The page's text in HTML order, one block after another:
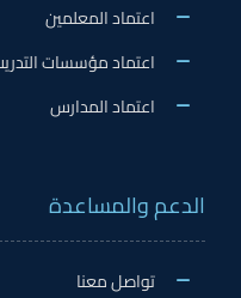
اعتماد المعلمين
اعتماد مؤسسات التدريب
اعتماد المدارس
الدعم والمساعدة
تواصل معنا